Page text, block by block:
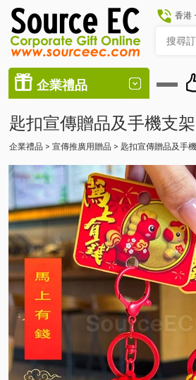
香港
企業禮品
匙扣宣傳贈品及手機支架
企業禮品 > 宣傳推廣用贈品 > 匙扣宣傳贈品及手